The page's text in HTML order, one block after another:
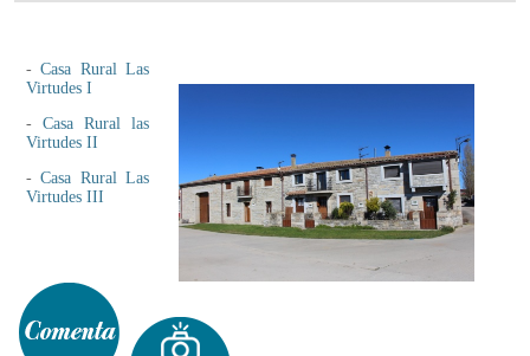
-Casa Rural Las
Virtudes I
- Casa Rural las
Virtudes II
-Casa Rural Las
Virtudes III